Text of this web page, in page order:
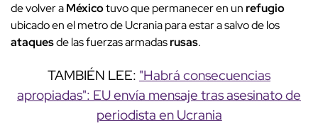
de volver aMéxicotuvo que permanecer en unrefugio
ubicado en el metro de Ucrania para estar a salvo de los
ataquesde las fuerzas armadasrusas.
TAMBIÉN LEE: "Habrá consecuencias
apropiadas": EU envía mensaje tras asesinato de
periodista en Ucrania